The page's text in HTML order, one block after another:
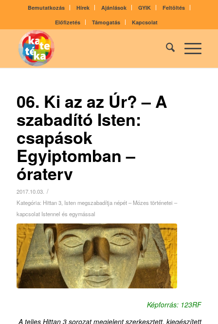
Bemutatkozás Hírek Ajánlások GYIK
Feltöltés
Előfizetés
Támogatás Kapcsolat
06. Ki az az Úr? – A
szabadító Isten:
csapások
Egyiptomban –
óraterv
2017.10.03. /
Kategória: Hittan 3, Isten megszabadítja népét – Mózes történetei –
kapcsolat Istennel és egymással
Képforrás: 123RF
A teljes Hittan 3 sorozat megjelent szerkesztett, kiegészített